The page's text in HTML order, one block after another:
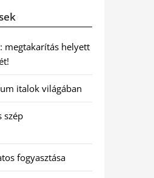
megtakarítás helyett
italok világában
szép
fogyasztása